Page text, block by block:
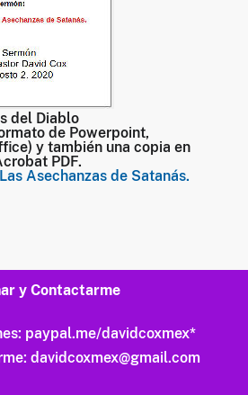
del Diablo
de Powerpoint,
y también una copia en
PDF.
Asechanzas de Satanás.
y Contactarme
paypal.me/davidcoxmex*
davidcoxmex@gmail.com